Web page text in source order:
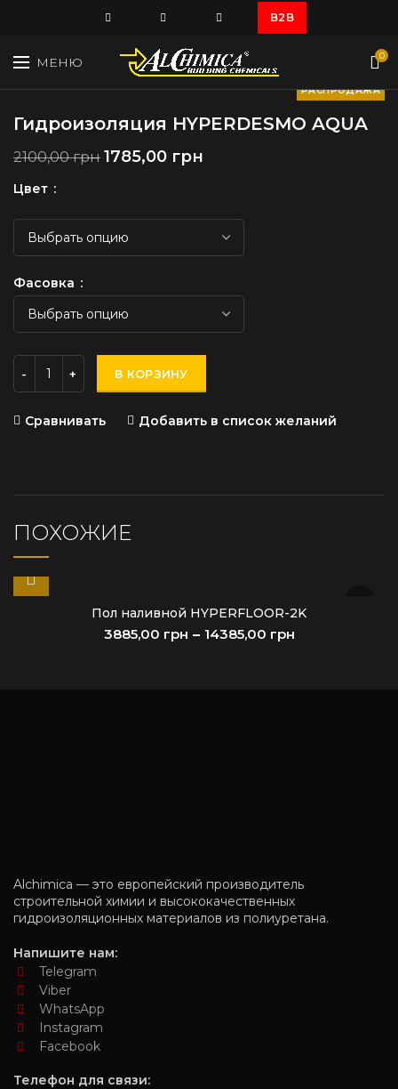
B2B
МЕНЮ 0
РАСПРОДАЖА
Гидроизоляция HYPERDESMO AQUA
2100,00грн 1785,00 грн
Цвет
Фасовка
В КОРЗИНУ
Сравнивать Добавить в список желаний
ПОХОЖИЕ
Пол наливной HYPERFLOOR-2K
грн грн
Alchimica — это европейский производитель
строительной химии и высококачественных
гидроизоляционных материалов из полиуретана.
Напишите нам:
Telegram
Viber
WhatsApp
Instagram
Facebook
Телефон для связи: